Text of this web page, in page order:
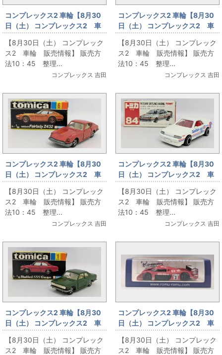
コンプレックス2 車輪【8月30
日（土） コンプレックス2 車
輪 販売情報】13
【8月30日（土） コンプレック
ス2 車輪 販売情報】 販売方
法10：45 整理...
コンプレックス 吉田
コンプレックス2 車輪【8月30
日（土） コンプレックス2 車
輪 販売情報】１
【8月30日（土） コンプレック
ス2 車輪 販売情報】 販売方
法10：45 整理...
コンプレックス 吉田
コンプレックス2 車輪【8月30
日（土） コンプレックス2 車
輪 販売情報】2
【8月30日（土） コンプレック
ス2 車輪 販売情報】 販売方
法10：45 整理...
コンプレックス 吉田
コンプレックス2 車輪【8月30
日（土） コンプレックス2 車
輪 販売情報】3
【8月30日（土） コンプレック
ス2 車輪 販売情報】 販売方
法10：45 整理...
コンプレックス 吉田
コンプレックス2 車輪【8月30
日（土） コンプレックス2 車
輪 販売情報】4
【8月30日（土） コンプレック
ス2 車輪 販売情報】 販売方
コンプレックス2 車輪【8月30
日（土） コンプレックス2 車
輪 販売情報】5
【8月30日（土） コンプレック
ス2 車輪 販売情報】 販売方